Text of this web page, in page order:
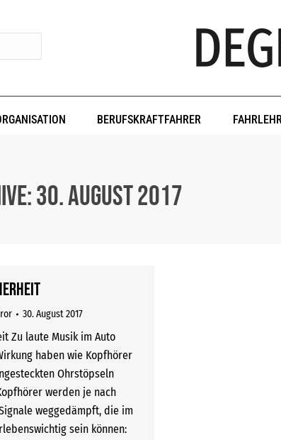
BERUFSKRAFTFAHRER
30. August 2017
ror 30. August 2017
Zu laute Musik im Auto
haben wie Kopfhörer
Ohrstöpseln
werden je nach
weggedämpft, die im
sein können: